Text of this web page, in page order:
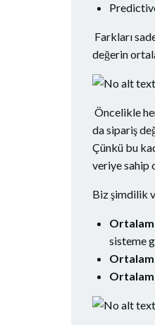
Farkları
değerin
Öncelikle
da sipariş
Çünkü bu
veriye sahip
Biz şimdilik
sisteme